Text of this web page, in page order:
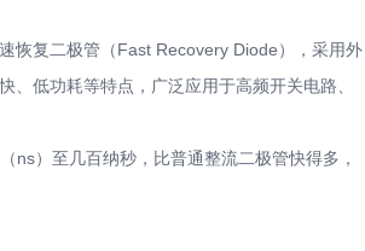
恢复二极管（Fast Recovery Diode），采用外
低功耗等特点，广泛应用于高频开关电路、
ns）至几百纳秒，比普通整流二极管快得多，